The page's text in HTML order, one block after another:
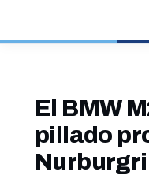
El BMW
pillado